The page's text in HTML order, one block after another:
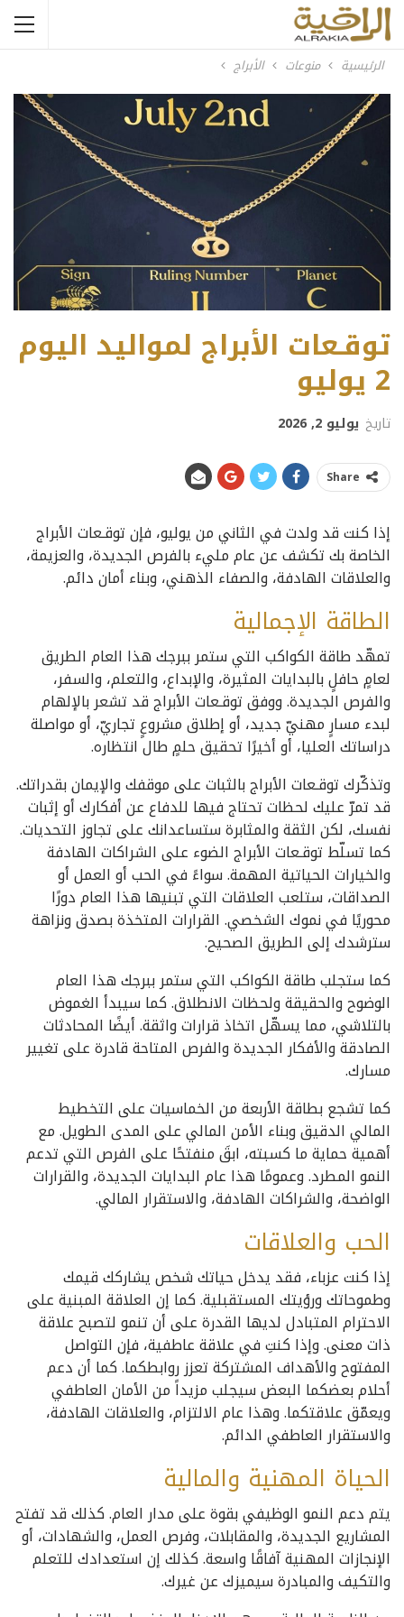
الرئيسية منوعات الأبراج
توقـعات الأبراج لمواليد اليوم
2 يوليو
تاريخ يوليو 2, 2026
Share
إذا كنت قد ولدت في الثاني من يوليو، فإن توقـعات الأبراج
الخاصة بك تكشف عن عام مليء بالفرص الجديدة، والعزيمة،
والعلاقات الهادفة، والصفاء الذهني، وبناء أمان دائم.
الطاقة الإجمالية
تمهّد طاقة الكواكب التي ستمر ببرجك هذا العام الطريق
لعامٍ حافلٍ بالبدايات المثيرة، والإبداع، والتعلم، والسفر،
والفرص الجديدة. ووفق توقـعات الأبراج قد تشعر بالإلهام
لبدء مسارٍ مهنيّ جديد، أو إطلاق مشروعٍ تجاريّ، أو مواصلة
دراساتك العليا، أو أخيرًا تحقيق حلمٍ طال انتظاره.
وتذكّرك توقـعات الأبراج بالثبات على موقفك والإيمان بقدراتك.
قد تمرّ عليك لحظات تحتاج فيها للدفاع عن أفكارك أو إثبات
نفسك، لكن الثقة والمثابرة ستساعدانك على تجاوز التحديات.
كما تسلّط توقـعات الأبراج الضوء على الشراكات الهادفة
والخيارات الحياتية المهمة. سواءً في الحب أو العمل أو
الصداقات، ستلعب العلاقات التي تبنيها هذا العام دورًا
محوريًا في نموك الشخصي. القرارات المتخذة بصدق ونزاهة
سترشدك إلى الطريق الصحيح.
كما ستجلب طاقة الكواكب التي ستمر ببرجك هذا العام
الوضوح والحقيقة ولحظات الانطلاق. كما سيبدأ الغموض
بالتلاشي، مما يسهّل اتخاذ قرارات واثقة. أيضًا المحادثات
الصادقة والأفكار الجديدة والفرص المتاحة قادرة على تغيير
مسارك.
كما تشجع بطاقة الأربعة من الخماسيات على التخطيط
المالي الدقيق وبناء الأمن المالي على المدى الطويل. مع
أهمية حماية ما كسبته، ابقَ منفتحًا على الفرص التي تدعم
النمو المطرد. وعمومًا هذا عام البدايات الجديدة، والقرارات
الواضحة، والشراكات الهادفة، والاستقرار المالي.
الحب والعلاقات
إذا كنت عزباء، فقد يدخل حياتك شخص يشاركك قيمك
وطموحاتك ورؤيتك المستقبلية. كما إن العلاقة المبنية على
الاحترام المتبادل لديها القدرة على أن تنمو لتصبح علاقة
ذات معنى. وإذا كنتِ في علاقة عاطفية، فإن التواصل
المفتوح والأهداف المشتركة تعزز روابطكما. كما أن دعم
أحلام بعضكما البعض سيجلب مزيداً من الأمان العاطفي
ويعمّق علاقتكما. وهذا عام الالتزام، والعلاقات الهادفة،
والاستقرار العاطفي الدائم.
الحياة المهنية والمالية
يتم دعم النمو الوظيفي بقوة على مدار العام. كذلك قد تفتح
المشاريع الجديدة، والمقابلات، وفرص العمل، والشهادات، أو
الإنجازات المهنية آفاقًا واسعة. كذلك إن استعدادك للتعلم
والتكيف والمبادرة سيميزك عن غيرك.